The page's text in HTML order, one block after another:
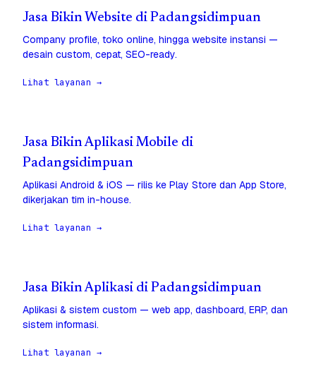
Jasa Bikin Website di Padangsidimpuan
Company profile, toko online, hingga website instansi —
desain custom, cepat, SEO-ready.
Lihat layanan →
Jasa Bikin Aplikasi Mobile di
Padangsidimpuan
Aplikasi Android & iOS — rilis ke Play Store dan App Store,
dikerjakan tim in-house.
Lihat layanan →
Jasa Bikin Aplikasi di Padangsidimpuan
Aplikasi & sistem custom — web app, dashboard, ERP, dan
sistem informasi.
Lihat layanan →